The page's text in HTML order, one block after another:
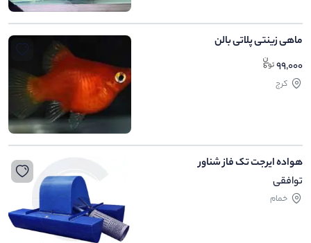
ماهی زینتی پلاتی بالن
99,000
کرج
هواده ایرجت تک‌ فاز شناور
توافقی
خمام